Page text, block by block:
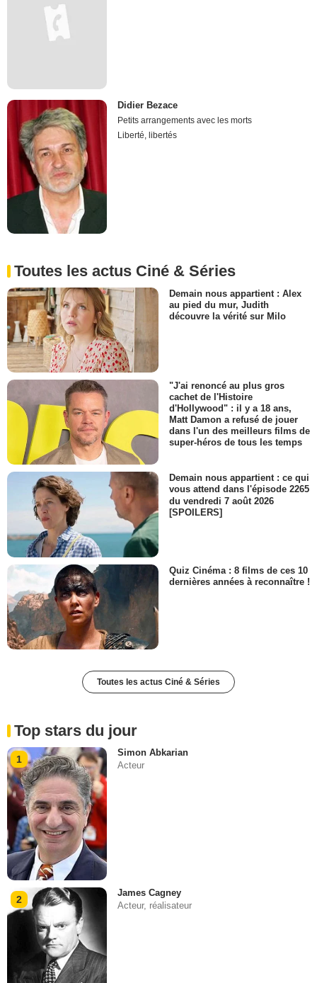
Didier Bezace
Petits arrangements avec les morts
Liberté, libertés
Toutes les actus Ciné & Séries
Demain nous appartient : Alex
au pied du mur, Judith
découvre la vérité sur Milo
"J'ai renoncé au plus gros
cachet de l'Histoire
d'Hollywood" : il y a 18 ans,
Matt Damon a refusé de jouer
dans l'un des meilleurs films de
super-héros de tous les temps
Demain nous appartient : ce qui
vous attend dans l'épisode 2265
du vendredi 7 août 2026
[SPOILERS]
Quiz Cinéma : 8 films de ces 10
dernières années à reconnaître !
Toutes les actus Ciné & Séries
Top stars du jour
1
Simon Abkarian
Acteur
2
James Cagney
Acteur, réalisateur